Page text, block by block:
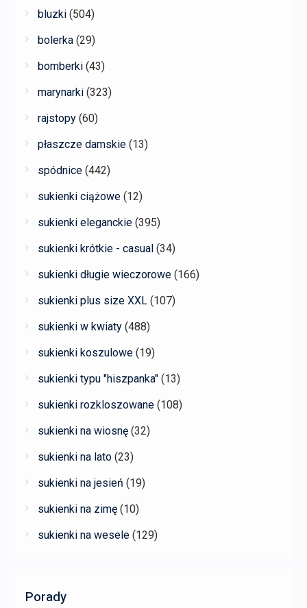
bluzki (504)
bolerka (29)
bomberki (43)
marynarki (323)
rajstopy (60)
płaszcze damskie (13)
spódnice (442)
sukienki ciążowe (12)
sukienki eleganckie (395)
sukienki krótkie - casual (34)
sukienki długie wieczorowe (166)
sukienki plus size XXL (107)
sukienki w kwiaty (488)
sukienki koszulowe (19)
sukienki typu "hiszpanka" (13)
sukienki rozkloszowane (108)
sukienki na wiosnę (32)
sukienki na lato (23)
sukienki na jesień (19)
sukienki na zimę (10)
sukienki na wesele (129)
Porady